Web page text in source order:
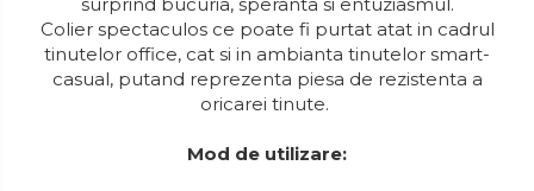
Colier spectaculos ce poate fi purtat atat in cadrul
tinutelor office, cat si in ambianta tinutelor smart-
casual, putand reprezenta piesa de rezistenta a
oricarei tinute.
Mod de utilizare: